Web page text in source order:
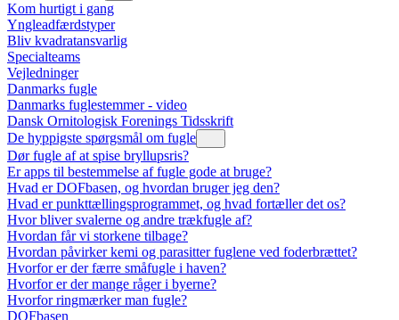
Kom hurtigt i gang
Yngleadfærdstyper
Bliv kvadratansvarlig
Specialteams
Vejledninger
Danmarks fugle
Danmarks fuglestemmer - video
Dansk Ornitologisk Forenings Tidsskrift
De hyppigste spørgsmål om fugle
Dør fugle af at spise bryllupsris?
Er apps til bestemmelse af fugle gode at bruge?
Hvad er DOFbasen, og hvordan bruger jeg den?
Hvad er punkttællingsprogrammet, og hvad fortæller det os?
Hvor bliver svalerne og andre trækfugle af?
Hvordan får vi storkene tilbage?
Hvordan påvirker kemi og parasitter fuglene ved foderbrættet?
Hvorfor er der færre småfugle i haven?
Hvorfor er der mange råger i byerne?
Hvorfor ringmærker man fugle?
DOFbasen